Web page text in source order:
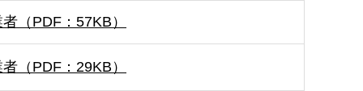
（PDF：57KB）
（PDF：29KB）